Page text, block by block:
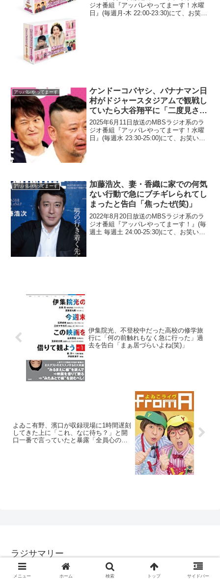
てなる」と発言
ジオ番組『アッパレやってまーす！水曜
日』(毎週月-木 22:00-23:30)にて、お笑い
アッパレやってまーす
ケンドーコバヤシ、バナナマン日
村がドジャースタジアムで観戦し
ていたら大谷翔平に「二度見され
た」と言っていたと明かす
2025年6月11日放送のMBSラジオ系のラ
ジオ番組『アッパレやってまーす！水曜
日』(毎週水 23:30-25:00)にて、お笑い芸
アッパレやってまーす
加藤浩次、妻・香織に家での何気
ない行動で急にブチギレられてし
まったと告白「焦ったぜ(笑)」
2022年8月20日放送のMBSラジオ系のラ
ジオ番組『アッパレやってまーす！』(毎
週土 毎週土 24:00-25:30)にて、お笑いコ
伊集院光、不登校中だった高校の修学旅
行に「何の前触れもなく急に行った」過
去を告白「まぁ居づらいよね(笑)」
よゐこ有野、濱口が収録現場に1時間遅刻
してきた上に「これ、なに待ち？」と開
口一番で言っていたと暴露「全員心の中
ラジサマリー
© 2017 ラジサマリー.
メニュー ホーム 検索 トップ サイドバー